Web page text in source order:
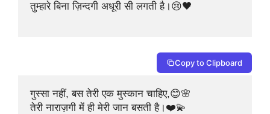
तुम्हारे बिना ज़िन्दगी अधूरी सी लगती है।😢🖤
Copy to Clipboard
गुस्सा नहीं, बस तेरी एक मुस्कान चाहिए,😊🌸
तेरी नाराज़गी में ही मेरी जान बसती है।❤️💫